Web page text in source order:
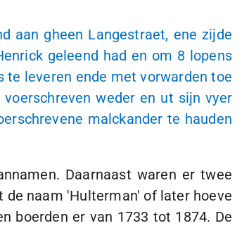
aan gheen Langestraet, ene zijde
geleend had en om 8 lopens
te leveren ende met vorwarden toe
weder en ut sijn vyer
malckander te hauden
Daarnaast waren er twee
de naam 'Hulterman' of later hoeve
boerden er van 1733 tot 1874. De